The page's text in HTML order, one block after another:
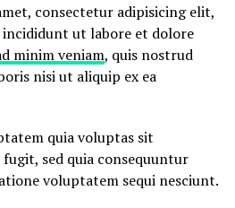
consectetur adipisicing elit,
incididunt ut labore et dolore
minim veniam, quis nostrud
nisi ut aliquip ex ea
quia voluptas sit
sed quia consequuntur
voluptatem sequi nesciunt.